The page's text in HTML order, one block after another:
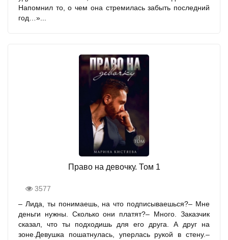
Напомнил то, о чем она стремилась забыть последний
год…»...
Право на девочку. Том 1
3577
– Лида, ты понимаешь, на что подписываешься?– Мне
деньги нужны. Сколько они платят?– Много. Заказчик
сказал, что ты подходишь для его друга. А друг на
зоне.Девушка пошатнулась, уперлась рукой в стену.–